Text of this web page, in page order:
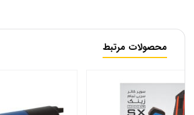
محصولات مرتبط